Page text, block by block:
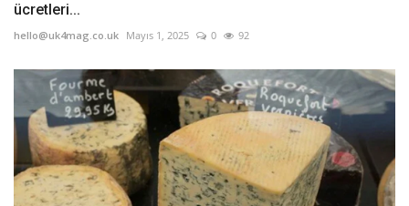
ücretleri...
hello@uk4mag.co.uk Mayıs 1, 2025 0 92